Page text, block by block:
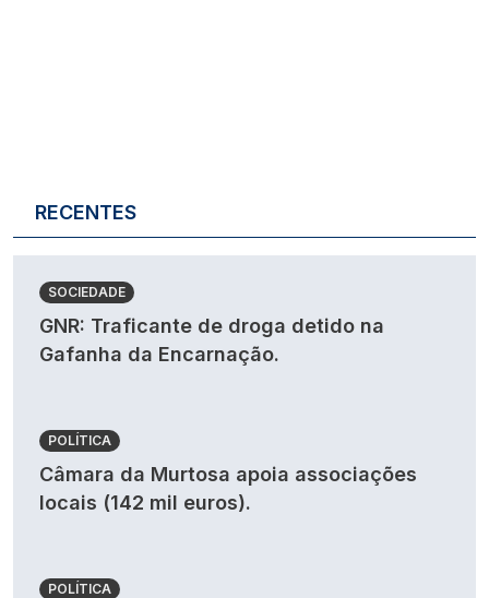
RECENTES
SOCIEDADE
GNR: Traficante de droga detido na
Gafanha da Encarnação.
POLÍTICA
Câmara da Murtosa apoia associações
locais (142 mil euros).
POLÍTICA